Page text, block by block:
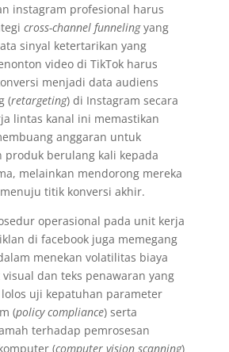
instagram profesional harus
cross-channel funnelingyang
sinyal ketertarikan yang
video di TikTok harus
menjadi data audiens
(retargeting) di Instagram secara
lintas kanal ini memastikan
anggaran untuk
produk berulang kali kepada
melainkan mendorong mereka
titik konversi akhir.
operasional pada unit kerja
di facebook juga memegang
menekan volatilitas biaya
dan teks penawaran yang
uji kepatuhan parameter
(policy compliance) serta
terhadap pemrosesan
(computer vision scanning)